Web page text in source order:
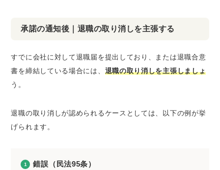
承諾の通知後｜退職の取り消しを主張する
すでに会社に対して退職届を提出しており、または退職合意
書を締結している場合には、 退職の取り消しを主張しましょ
う。
退職の取り消しが認められるケースとしては、以下の例が挙
げられます。
錯誤（民法95条）